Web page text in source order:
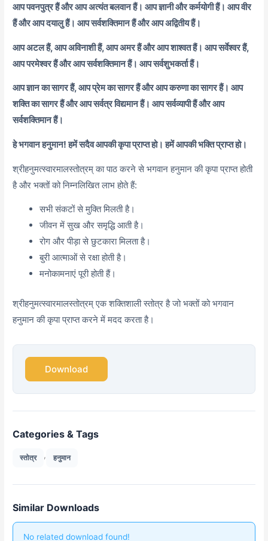
आप पवनपुत्र हैं और आप अत्यंत बलवान हैं। आप ज्ञानी और कर्मयोगी हैं। आप वीर
हैं और आप दयालु हैं। आप सर्वशक्तिमान हैं और आप अद्वितीय हैं।
आप अटल हैं, आप अविनाशी हैं, आप अमर हैं और आप शाश्वत हैं। आप सर्वेश्वर हैं,
आप परमेश्वर हैं और आप सर्वशक्तिमान हैं। आप सर्वशुभकर्ता हैं।
आप ज्ञान का सागर हैं, आप प्रेम का सागर हैं और आप करुणा का सागर हैं। आप
शक्ति का सागर हैं और आप सर्वत्र विद्यमान हैं। आप सर्वव्यापी हैं और आप
सर्वशक्तिमान हैं।
हे भगवान हनुमान! हमें सदैव आपकी कृपा प्राप्त हो। हमें आपकी भक्ति प्राप्त हो।
श्रीहनुमत्स्वारमालस्तोत्रम् का पाठ करने से भगवान हनुमान की कृपा प्राप्त होती
है और भक्तों को निम्नलिखित लाभ होते हैं:
सभी संकटों से मुक्ति मिलती है।
जीवन में सुख और समृद्धि आती है।
रोग और पीड़ा से छुटकारा मिलता है।
बुरी आत्माओं से रक्षा होती है।
मनोकामनाएं पूरी होती हैं।
श्रीहनुमत्स्वारमालस्तोत्रम् एक शक्तिशाली स्तोत्र है जो भक्तों को भगवान
हनुमान की कृपा प्राप्त करने में मदद करता है।
Download
Categories & Tags
स्तोत्र , हनुमान
Similar Downloads
No related download found!